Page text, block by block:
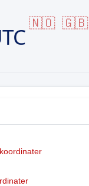
🇳🇴 🇬🇧